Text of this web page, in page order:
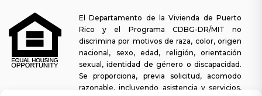
El Departamento de la Vivienda de Puerto
Rico y el Programa CDBG-DR/MIT no
discrimina por motivos de raza, color, origen
nacional, sexo, edad, religión, orientación
sexual, identidad de género o discapacidad.
Se proporciona, previa solicitud, acomodo
razonable, incluyendo asistencia y servicios,